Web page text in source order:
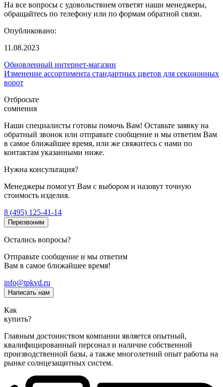
На все вопросы с удовольствием ответят наши менеджеры,
обращайтесь по телефону или по формам обратной связи.
Опубликовано:
11.08.2023
Обновленный интернет-магазин
Изменение ассортимента стандартных цветов для секционных
ворот
Отбросьте
сомнения
Наши специалисты готовы помочь Вам! Оставьте заявку на
обратный звонок или отправьте сообщение и мы ответим Вам
в самое ближайшее время, или же свяжитесь с нами по
контактам указанными ниже.
Нужна консультация?
Менеджеры помогут Вам с выбором и назовут точную
стоимость изделия.
8 (495) 125-41-14
Перезвоним
Остались вопросы?
Отправьте сообщение и мы ответим
Вам в самое ближайшее время!
info@tpkvd.ru
Написать нам
Как
купить?
Главным достоинством компании является опытный,
квалифицированный персонал и наличие собственной
производственной базы, а также многолетний опыт работы на
рынке солнцезащитных систем.